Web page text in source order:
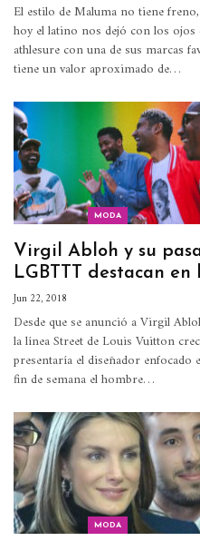
El estilo de Maluma no tiene
hoy el latino nos dejó con los ojos
athlesure con una de sus marcas
tiene un valor aproximado de…
MODA
Virgil Abloh y su
LGBTTT destacan
Jun 22, 2018
Desde que se anunció a Virgil
la línea Street de Louis Vuitton
presentaría el diseñador enfocado
fin de semana el hombre…
MODA